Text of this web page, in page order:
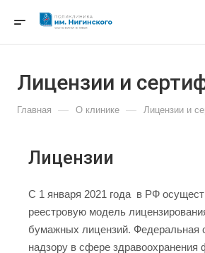
Лицензии и
Главная — О клинике — Лицензии и
Лицензии
C 1 января 2021 года в РФ
реестровую модель
бумажных лицензий. Федеральная
надзору в сфере здравоохранения